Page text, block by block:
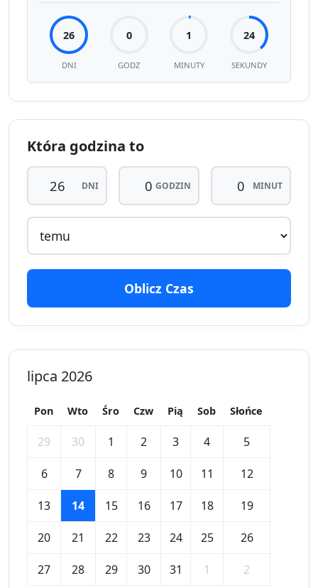
26
DNI
0
GODZ
1
MINUTY
24
SEKUNDY
Która godzina to
DNI GODZIN MINUT
Oblicz Czas
lipca 2026
Pon Wto Śro Czw Pią Sob Słońce
29 30 1 2 3 4 5
6 7 8 9 10 11 12
13 14 15 16 17 18 19
20 21 22 23 24 25 26
27 28 29 30 31 1 2